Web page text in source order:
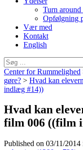
Turn around
Opfølgning
Vær med
Kontakt
English
Søg
efter:
Center for Rummelighed
gøre? > Hvad kan
indlæg #14))
Hvad kan
film 006 ((film
Published on 03/11/2014